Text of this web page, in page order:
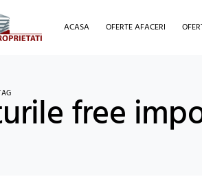
ACASA OFERTE AFACERI
free